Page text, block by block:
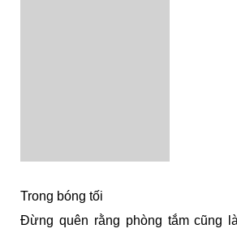
Trong bóng tối
Đừng quên rằng phòng tắm cũng